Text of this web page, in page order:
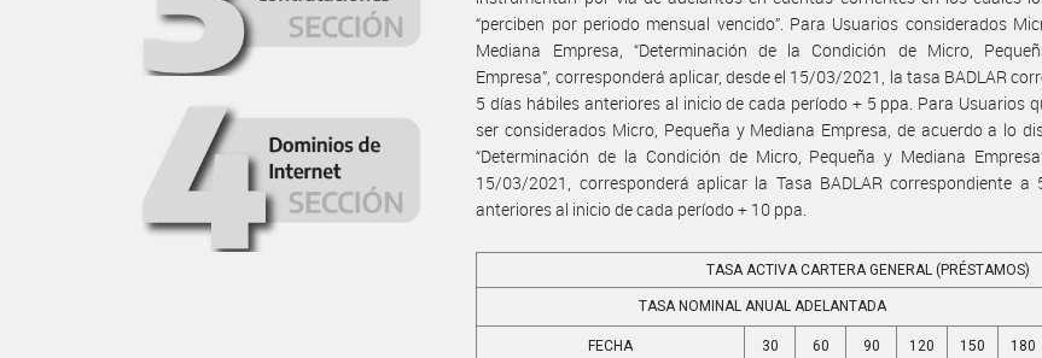
“perciben por periodo mensual vencido”. Para Usuarios considerados
Mediana Empresa, “Determinación de la Condición de Micro,
Empresa”, corresponderá aplicar, desde el 15/03/2021, la tasa BADLAR
5 días hábiles anteriores al inicio de cada período + 5 ppa. Para Usuarios
ser considerados Micro, Pequeña y Mediana Empresa, de acuerdo a lo
“Determinación de la Condición de Micro, Pequeña y Mediana
15/03/2021, corresponderá aplicar la Tasa BADLAR correspondiente a
anteriores al inicio de cada período + 10 ppa.
TASA ACTIVA CARTERA GENERAL (PRÉSTAMOS)
TASA NOMINAL ANUAL ADELANTADA
FECHA 30 60 90 120 150 180